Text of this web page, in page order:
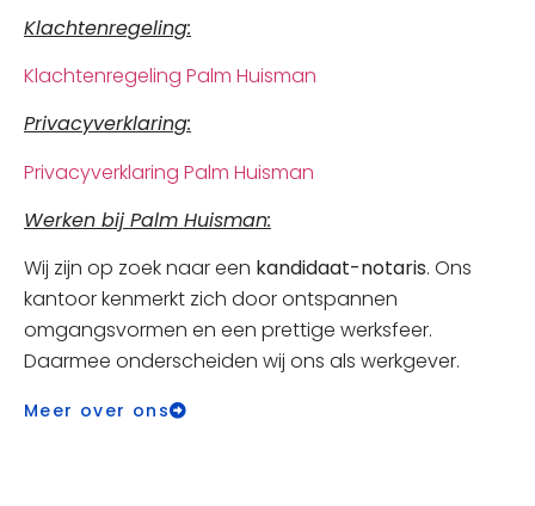
Klachtenregeling:
Klachtenregeling Palm Huisman
Privacyverklaring:
Privacyverklaring Palm Huisman
Werken bij Palm Huisman:
Wij zijn op zoek naar een kandidaat-notaris. Ons
kantoor kenmerkt zich door ontspannen
omgangsvormen en een prettige werksfeer.
Daarmee onderscheiden wij ons als werkgever.
Meer over ons